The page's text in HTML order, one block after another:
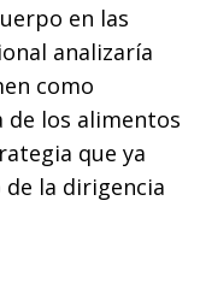
en las
analizaría
como
de los alimentos
que ya
de la dirigencia